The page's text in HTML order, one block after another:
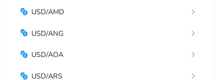
USD/AMD
USD/ANG
USD/AOA
USD/ARS